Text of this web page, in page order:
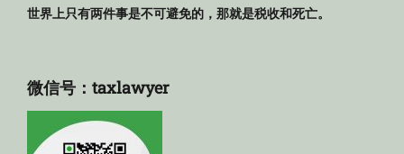
世界上只有两件事是不可避免的，那就是税收和死亡。
微信号：taxlawyer